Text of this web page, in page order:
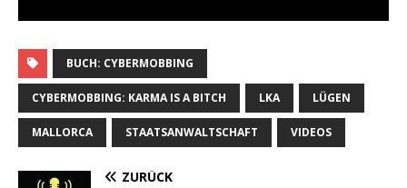
BUCH: CYBERMOBBING
CYBERMOBBING: KARMA IS A BITCH LKA LÜGEN
MALLORCA STAATSANWALTSCHAFT VIDEOS
ZURÜCK